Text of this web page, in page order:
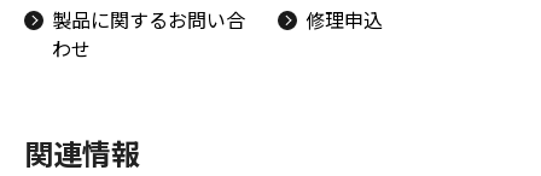
製品に関するお問い合
わせ
修理申込
関連情報